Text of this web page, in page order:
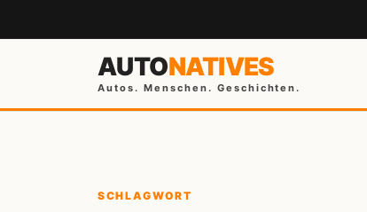
AUTONATIVES
Autos. Menschen. Geschichten.
SCHLAGWORT